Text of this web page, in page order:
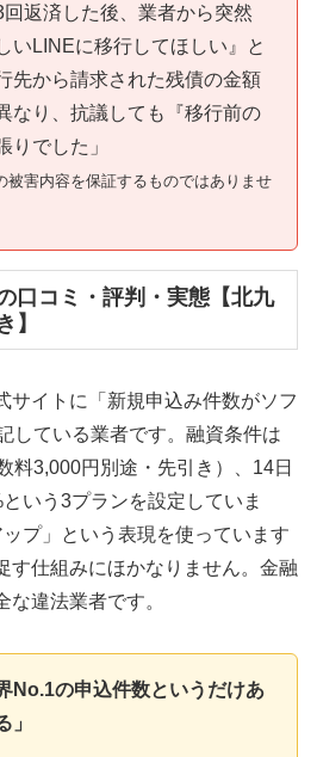
返済した後、業者から突然
いLINEに移行してほしい』と
先から請求された残債の金額
なり、抗議しても『移行前の
りでした」
害内容を保証するものではありませ
口コミ・評判・実態【北九
】
サイトに「新規申込み件数がソフ
している業者です。融資条件は
料3,000円別途・先引き）、14日
いう3プランを設定していま
プ」という表現を使っています
す仕組みにほかなりません。金融
違法業者です。
No.1の申込件数というだけあ
」